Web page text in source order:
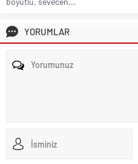
YORUMLAR